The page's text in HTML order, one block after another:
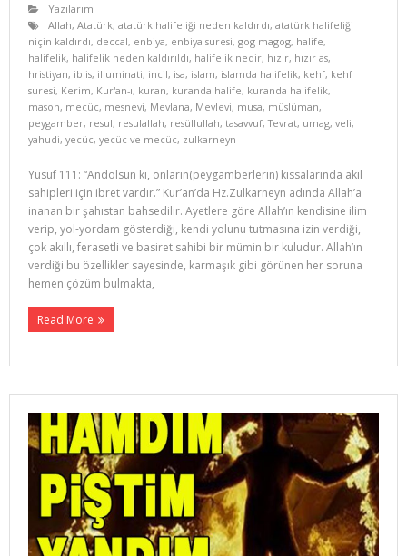
Yazılarım
Allah, Atatürk, atatürk halifeliği neden kaldırdı, atatürk halifeliği
niçin kaldırdı, deccal, enbiya, enbiya suresi, gog magog, halife,
halifelik, halifelik neden kaldırıldı, halifelik nedir, hızır, hızır as,
hristiyan, iblis, illuminati, incil, isa, islam, islamda halifelik, kehf, kehf
suresi, Kerim, Kur'an-ı, kuran, kuranda halife, kuranda halifelik,
mason, mecüc, mesnevi, Mevlana, Mevlevi, musa, müslüman,
peygamber, resul, resulallah, resüllullah, tasavvuf,Tevrat, umag, veli,
yahudi, yecüc, yecüc ve mecüc, zulkarneyn
Yusuf 111: “Andolsun ki, onların(peygamberlerin) kıssalarında akıl
sahipleri için ibret vardır.” Kur’an’da Hz.Zulkarneyn adında Allah’a
inanan bir şahıstan bahsedilir. Ayetlere göre Allah’ın kendisine ilim
verip, yol-yordam gösterdiği, kendi yolunu tutmasına izin verdiği,
çok akıllı, ferasetli ve basiret sahibi bir mümin bir kuludur. Allah’ın
verdiği bu özellikler sayesinde, karmaşık gibi görünen her soruna
hemen çözüm bulmakta,
Read More